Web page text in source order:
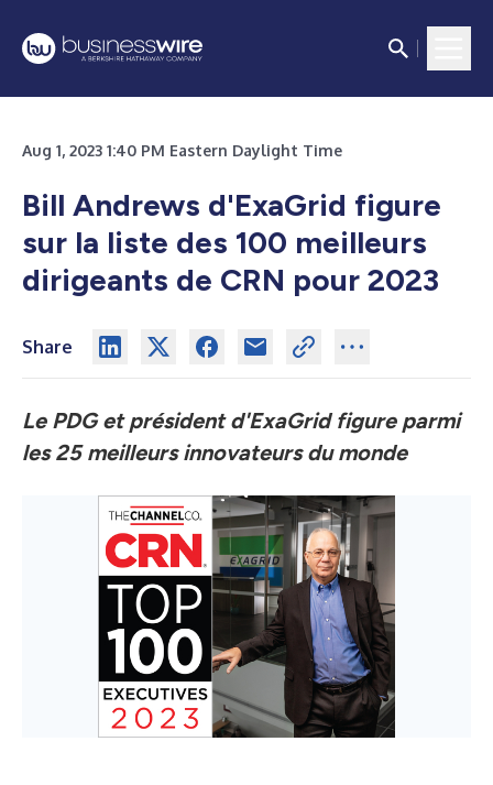
Aug 1, 2023 1:40 PM Eastern Daylight Time
Bill Andrews d'ExaGrid figure
sur la liste des 100 meilleurs
dirigeants de CRN pour 2023
Share
Le PDG et président d'ExaGrid figure parmi
les 25 meilleurs innovateurs du monde